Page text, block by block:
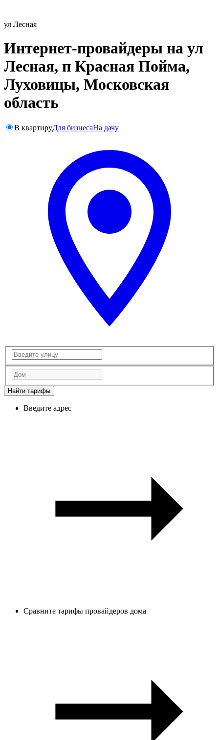
ул Лесная
Интернет-провайдеры на ул
Лесная, п Красная Пойма,
Луховицы, Московская
область
В квартируДля бизнесаНа дачу
Найти тарифы
Введите адрес
Сравните тарифы провайдеров дома